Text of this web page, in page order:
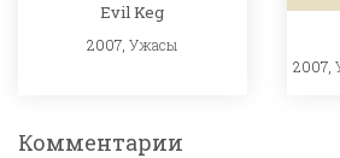
Evil Keg
2007,Ужасы
2007,
Комментарии